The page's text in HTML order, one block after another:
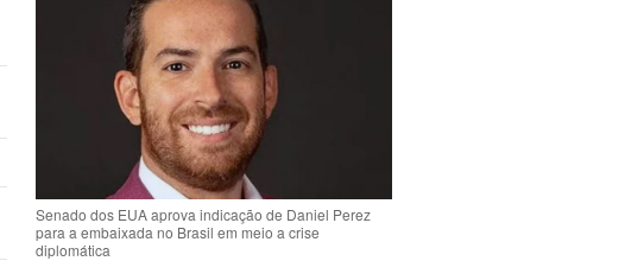
Senado dos EUA aprova indicação de Daniel Perez
para a embaixada no Brasil em meio a crise
diplomática